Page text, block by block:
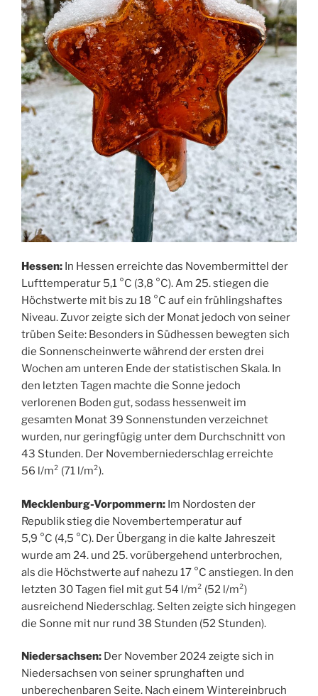
Hessen: In Hessen erreichte das Novembermittel der
Lufttemperatur 5,1 °C (3,8 °C). Am 25. stiegen die
Höchstwerte mit bis zu 18 °C auf ein frühlingshaftes
Niveau. Zuvor zeigte sich der Monat jedoch von seiner
trüben Seite: Besonders in Südhessen bewegten sich
die Sonnenscheinwerte während der ersten drei
Wochen am unteren Ende der statistischen Skala. In
den letzten Tagen machte die Sonne jedoch
verlorenen Boden gut, sodass hessenweit im
gesamten Monat 39 Sonnenstunden verzeichnet
wurden, nur geringfügig unter dem Durchschnitt von
43 Stunden. Der Novemberniederschlag erreichte
56 l/m² (71 l/m²).
Mecklenburg-Vorpommern: Im Nordosten der
Republik stieg die Novembertemperatur auf
5,9 °C (4,5 °C). Der Übergang in die kalte Jahreszeit
wurde am 24. und 25. vorübergehend unterbrochen,
als die Höchstwerte auf nahezu 17 °C anstiegen. In den
letzten 30 Tagen fiel mit gut 54 l/m² (52 l/m²)
ausreichend Niederschlag. Selten zeigte sich hingegen
die Sonne mit nur rund 38 Stunden (52 Stunden).
Niedersachsen: Der November 2024 zeigte sich in
Niedersachsen von seiner sprunghaften und
unberechenbaren Seite. Nach einem Wintereinbruch